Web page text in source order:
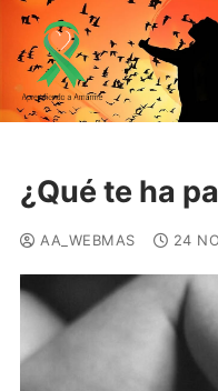
contenido
¿Qué te ha
AA_WEBMAS 24